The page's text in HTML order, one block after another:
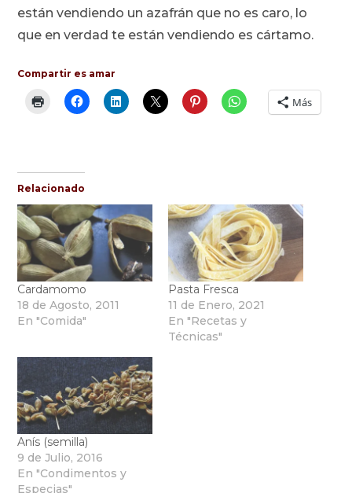
están vendiendo un azafrán que no es caro, lo
que en verdad te están vendiendo es cártamo.
Compartir es amar
Más
Relacionado
Cardamomo
18 de Agosto, 2011
En "Comida"
Pasta Fresca
11 de Enero, 2021
En "Recetas y
Técnicas"
Anís (semilla)
9 de Julio, 2016
En "Condimentos y
Especias"